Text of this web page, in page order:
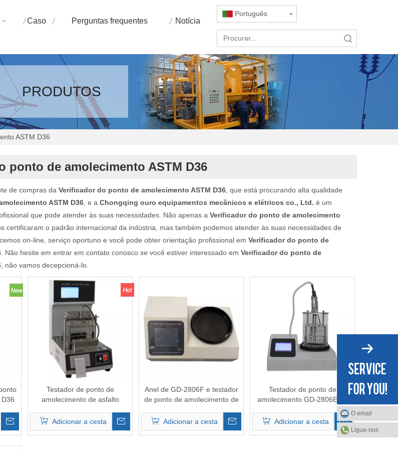
Caso Perguntas frequentes Notícia
Português
PRODUTOS
ASTM D36
ponto de amolecimento ASTM D36
de compras da Verificador do ponto de amolecimento ASTM D36 , que está procurando alta qualidade
ASTM D36 , e a Chongqing ouro equipamentos mecânicos e elétricos co., Ltd. é um
que pode atender às suas necessidades. Não apenas a Verificador do ponto de amolecimento
certificaram o padrão internacional da indústria, mas também podemos atender às suas necessidades de
on-line, serviço oportuno e você pode obter orientação profissional em Verificador do ponto de
. Não hesite em entrar em contato conosco se você estiver interessado em Verificador do ponto de
, não vamos decepcioná-lo.
Testador de ponto de
amolecimento de asfalto
Adicionar a cesta
Anel de GD-2806F e testador
de ponto de amolecimento de
Adicionar a cesta
Testador de ponto de
amolecimento GD-2806E de
Adicionar a cesta
O email
Ligue-nos